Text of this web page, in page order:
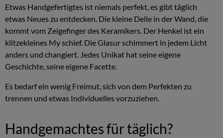
Etwas Handgefertigtes ist niemals perfekt, es gibt täglich
etwas Neues zu entdecken. Die kleine Delle in der Wand, die
kommt vom Zeigefinger des Keramikers. Der Henkel ist ein
klitzekleines My schief. Die Glasur schimmert in jedem Licht
anders und changiert. Jedes Unikat hat seine eigene
Geschichte, seine eigene Facette.
Es bedarf ein wenig Freimut, sich von dem Perfekten zu
trennen und etwas Individuelles vorzuziehen.
Handgemachtes für täglich?